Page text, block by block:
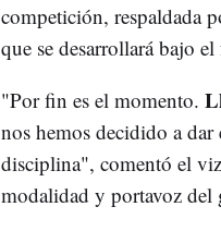
competición, respaldada
que se desarrollará bajo
"Por fin es el momento.
nos hemos decidido a dar
disciplina", comentó el
modalidad y portavoz del